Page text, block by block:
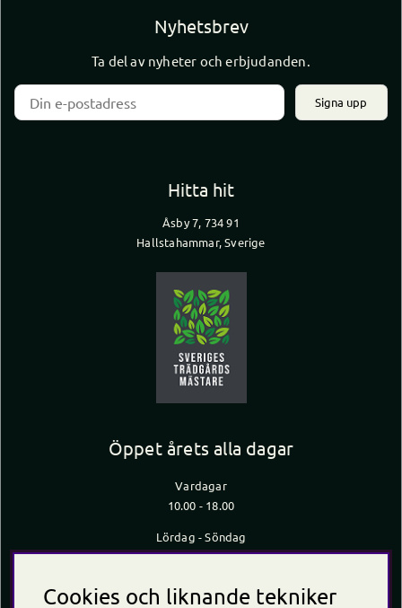
Nyhetsbrev
Ta del av nyheter och erbjudanden.
Signa upp
Hitta hit
Åsby 7, 734 91
Hallstahammar, Sverige
Öppet årets alla dagar
Vardagar
10.00 - 18.00
Lördag - Söndag
10.00 - 16.00
*Caféet stänger 30 min innan butiken stänger
Cookies och liknande tekniker